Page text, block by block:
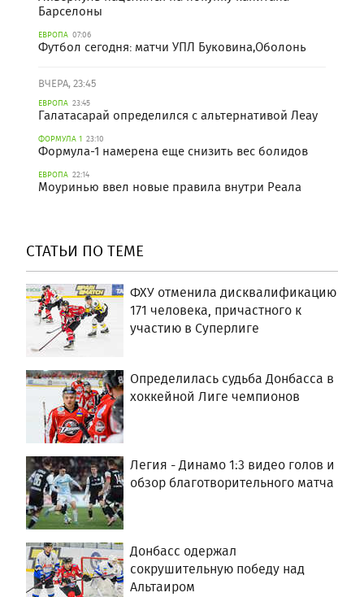
Барселоны
ЕВРОПА 07:06
Футбол сегодня: матчи УПЛ Буковина,Оболонь
ВЧЕРА, 23:45
ЕВРОПА 23:45
Галатасарай определился с альтернативой Леау
ФОРМУЛА 1 23:10
Формула-1 намерена еще снизить вес болидов
ЕВРОПА 22:14
Моуринью ввел новые правила внутри Реала
СТАТЬИ ПО ТЕМЕ
ФХУ отменила дисквалификацию
171 человека, причастного к
участию в Суперлиге
Определилась судьба Донбасса в
хоккейной Лиге чемпионов
Легия - Динамо 1:3 видео голов и
обзор благотворительного матча
Донбасс одержал
сокрушительную победу над
Альтаиром